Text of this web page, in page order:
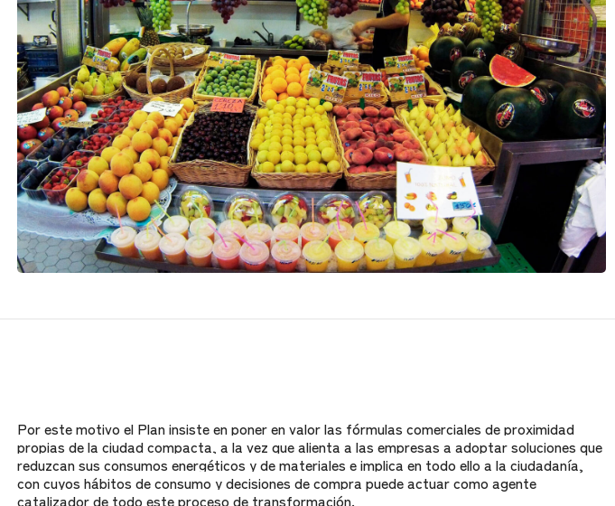
Por este motivo el Plan insiste en poner en valor las fórmulas comerciales de proximidad
propias de la ciudad compacta, a la vez que alienta a las empresas a adoptar soluciones que
reduzcan sus consumos energéticos y de materiales e implica en todo ello a la ciudadanía,
con cuyos hábitos de consumo y decisiones de compra puede actuar como agente
catalizador de todo este proceso de transformación.